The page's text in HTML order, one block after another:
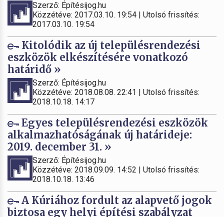
Szerző: Építésijog.hu
Közzétéve: 2017.03.10. 19:54 | Utolsó frissítés:
2017.03.10. 19:54
Kitolódik az új településrendezési
eszközök elkészítésére vonatkozó
határidő »
Szerző: Építésijog.hu
Közzétéve: 2018.08.08. 22:41 | Utolsó frissítés:
2018.10.18. 14:17
Egyes településrendezési eszközök
alkalmazhatóságának új határideje:
2019. december 31. »
Szerző: Építésijog.hu
Közzétéve: 2018.09.09. 14:52 | Utolsó frissítés:
2018.10.18. 13:46
A Kúriához fordult az alapvető jogok
biztosa egy helyi építési szabályzat